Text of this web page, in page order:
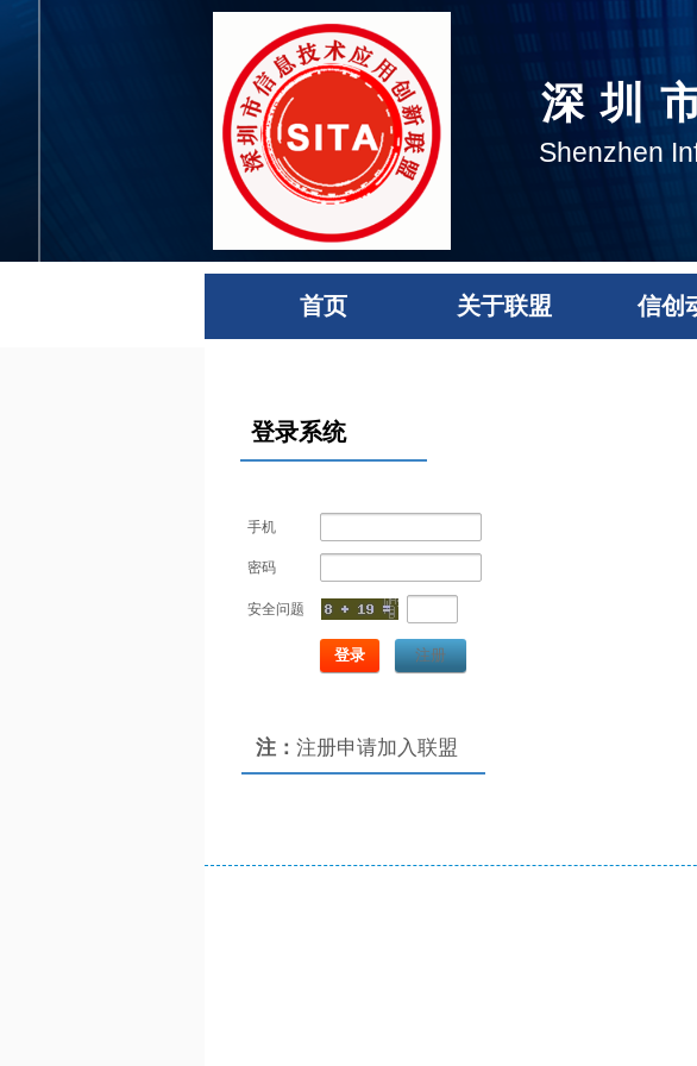
深圳
Shenzhen
首页 关于联盟 信创
注： 注册申请加入联盟
登录系统
手机
密码
安全问题
登录 注册